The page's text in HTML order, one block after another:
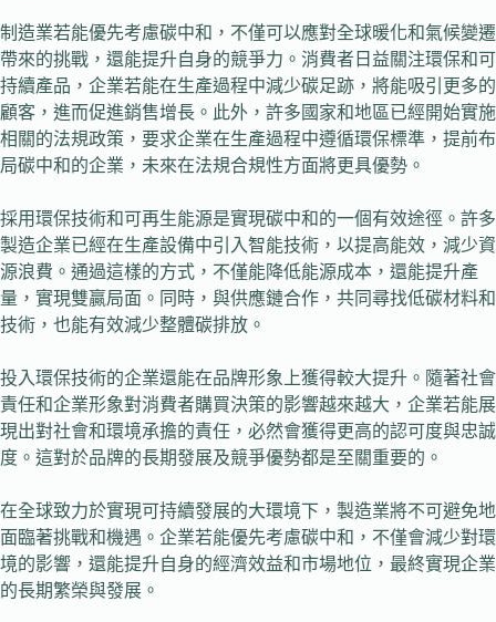
制造業若能優先考慮碳中和，不僅可以應對全球暖化和氣候變遷
帶來的挑戰，還能提升自身的競爭力。消費者日益關注環保和可
持續產品，企業若能在生產過程中減少碳足跡，將能吸引更多的
顧客，進而促進銷售增長。此外，許多國家和地區已經開始實施
相關的法規政策，要求企業在生產過程中遵循環保標準，提前布
局碳中和的企業，未來在法規合規性方面將更具優勢。
採用環保技術和可再生能源是實現碳中和的一個有效途徑。許多
製造企業已經在生產設備中引入智能技術，以提高能效，減少資
源浪費。通過這樣的方式，不僅能降低能源成本，還能提升產
量，實現雙贏局面。同時，與供應鏈合作，共同尋找低碳材料和
技術，也能有效減少整體碳排放。
投入環保技術的企業還能在品牌形象上獲得較大提升。隨著社會
責任和企業形象對消費者購買決策的影響越來越大，企業若能展
現出對社會和環境承擔的責任，必然會獲得更高的認可度與忠誠
度。這對於品牌的長期發展及競爭優勢都是至關重要的。
在全球致力於實現可持續發展的大環境下，製造業將不可避免地
面臨著挑戰和機遇。企業若能優先考慮碳中和，不僅會減少對環
境的影響，還能提升自身的經濟效益和市場地位，最終實現企業
的長期繁榮與發展。